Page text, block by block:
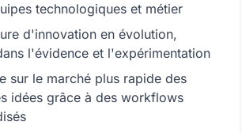
technologiques et métier
d'innovation en évolution,
l'évidence et l'expérimentation
sur le marché plus rapide des
idées grâce à des workflows